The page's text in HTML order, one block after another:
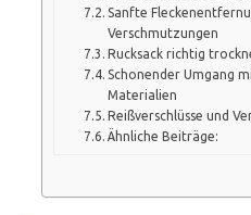
Sanfte
Verschmutzungen
Rucksack richtig
Schonender Umgang
Materialien
Reißverschlüsse und
Ähnliche Beiträge: